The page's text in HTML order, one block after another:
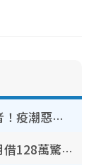
奪命寄生蟲｜食生菜狂瀉首現死者！疫潮惡化錄1.8萬宗病例 揭洗菜3大謬誤
銀行高層戀上水療女技師！兩個月借128萬驚覺「沉船」沉落火海 揭背後疑似邪教操控賣淫